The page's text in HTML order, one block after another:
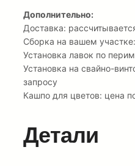
Дополнительно:
Доставка:
Сборка на вашем
Установка лавок по
Установка на свайно-
запросу
Кашпо для цветов: цена
Детали